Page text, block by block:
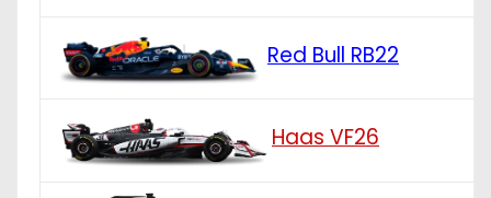
Red Bull RB22
Haas VF26